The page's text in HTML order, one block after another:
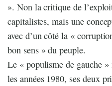
». Non la critique de
capitalistes, mais une
avec d’un côté la «
bon sens » du peuple.
Le « populisme de gauche
les années 1980, ses deux